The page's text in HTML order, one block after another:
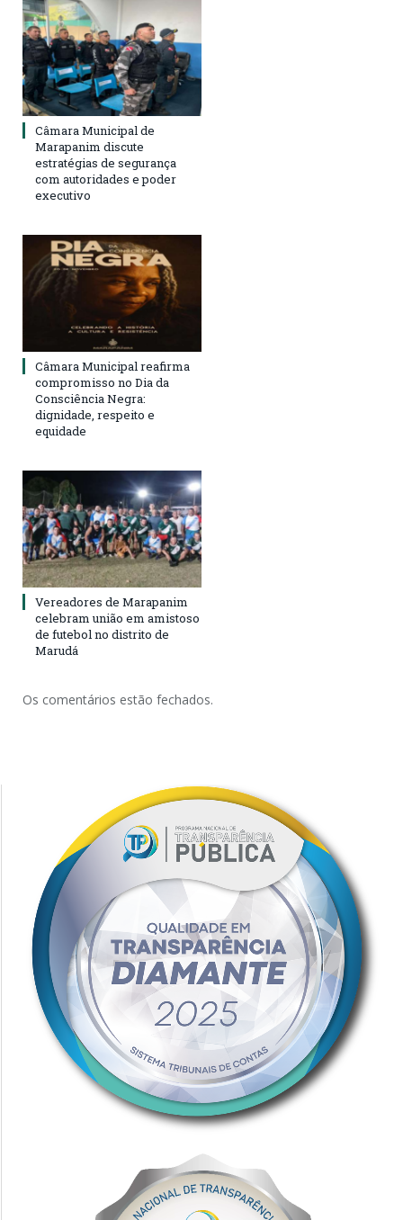
Câmara Municipal de
Marapanim discute
estratégias de segurança
com autoridades e poder
executivo
Câmara Municipal reafirma
compromisso no Dia da
Consciência Negra:
dignidade, respeito e
equidade
Vereadores de Marapanim
celebram união em amistoso
de futebol no distrito de
Marudá
Os comentários estão fechados.